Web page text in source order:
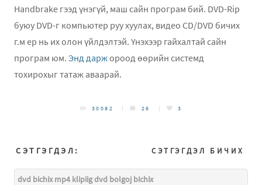
Handbrake гээд үнэгүй, маш сайн програм бий. DVD-Rip
буюу DVD-г компьютер руу хуулах, видео CD/DVD бичих
г.м ер нь их олон үйлдэлтэй. Үнэхээр гайхалтай сайн
програм юм. Энд даржороод өөрийн системд
тохирохыг татаж аваарай.
30082 26 3
СЭТГЭГДЭЛ БИЧИХ
СЭТГЭГДЭЛ:
dvd bichix mp4 klipiig dvd bolgoj bichix